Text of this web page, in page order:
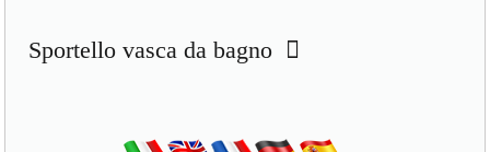
Sportello vasca da bagno